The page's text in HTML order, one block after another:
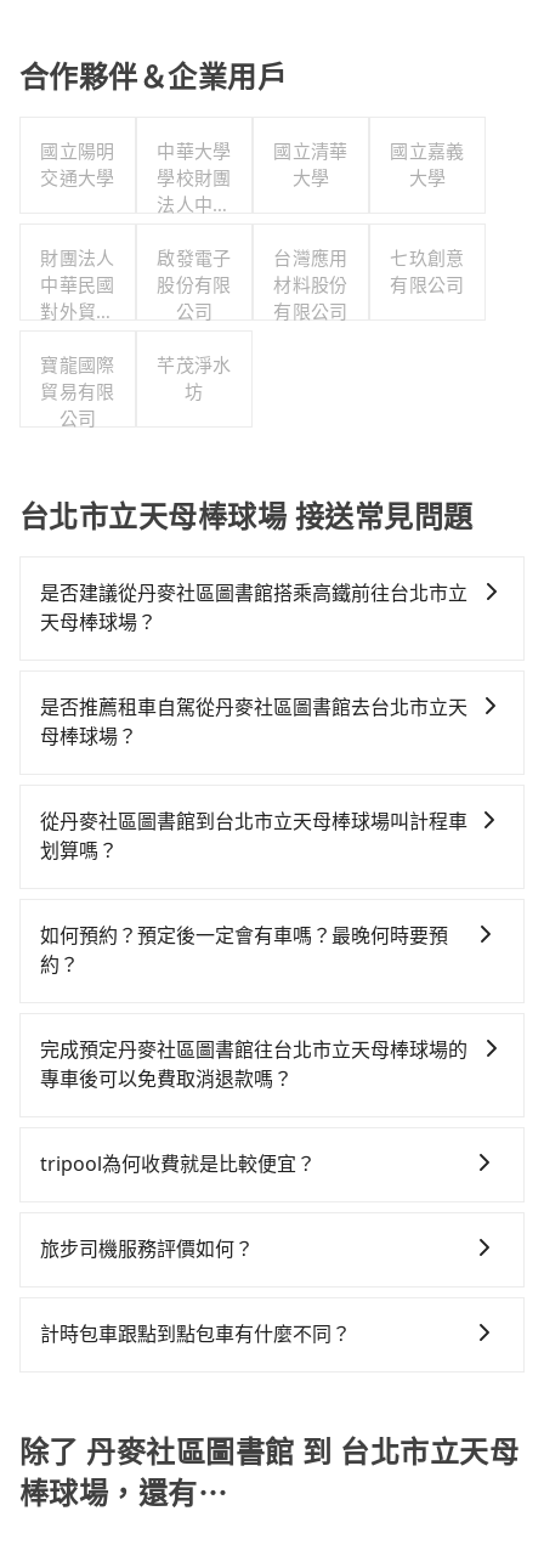
合作夥伴＆企業用戶
國立陽明
交通大學
中華大學
學校財團
法人中華
國立清華
大學
國立嘉義
大學
財團法人
中華民國
對外貿易
啟發電子
股份有限
公司
台灣應用
材料股份
有限公司
七玖創意
有限公司
寶龍國際
貿易有限
公司
芊茂淨水
坊
台北市立天母棒球場 接送常見問題
是否建議從丹麥社區圖書館搭乘高鐵前往台北市立
天母棒球場？
場，高鐵較貴、費時、轉車麻煩！從最早06:36一直到
23:27，新竹-台北一天最多有63班次高鐵可搭乘。假設
高鐵站後，步行進站、現場購票並於月台排隊的時間約
15分鐘，再乘坐31~36分鐘（平均34分）的高鐵從新竹
鐘、車費300元後，抵達台北市立天母棒球場 (台北市士
林區) 的目的地。全程加上轉車時間共1小時51分鐘，假
470元，費時1小時2分鐘。選擇搭乘高鐵而不預約包
車，不僅每人至少額外負擔50元車資，而且更會額外浪
共乘服務，最多可再節省50%的交通費用。
是否推薦租車自駕從丹麥社區圖書館去台北市立天
母棒球場？
時不需要閉目養神（因為要自己開車），在北北基桃竹
有提供甲地乙還的iRent應該適合你。註冊完iRent的
圖書館到台北市立天母棒球場的花費預估為$600~750，
雖已將eTag和可能的每小時40元路邊停車費用預估進
Prius C、Vios這類乘坐體驗較差的車款，如果人數超過
四位，更是沒有較大的七人座或九人座可供選擇，而且
一次租車都好像在開樂透一樣。另外，偶爾也會遇到明
載其他乘客的人來說就有不小的風險。最後，雖然路邊
在遇到下雨天或者載行李時，就顯得非常不便。
從丹麥社區圖書館到台北市立天母棒球場叫計程車
划算嗎？
灣大車隊、Uber、Line Taxi、Yoxi等，如果在路邊攔不
到車，也可考慮打電話至丹麥社區圖書館附近的計程車
但如改預約tripool可省高達$1,000。綜合以上，無論在
價格或服務品質上，tripool都是你從丹麥社區圖書館到
如何預約？預定後一定會有車嗎？最晚何時要預
約？
專車接送服務，可直接線上輸入上下車地點或地址，三
秒內即可查到真實價格，照著步驟填寫完乘客資料與線
了，而司機與車輛的詳細資料，將於乘車前一晚八點透
價格越低價，如臨時需要，前一天傍晚五點前仍會收
完成預定丹麥社區圖書館往台北市立天母棒球場的
專車後可以免費取消退款嗎？
論任何理由，保證全額退費，且不收取任何手續費。
tripool為何收費就是比較便宜？
一次使用tripool的會擔心價格比市價便宜不少，是不是
淘汰顧客評分較低的司機，且車輛均要求5年內新車，司
車率，也就是提高俗稱「回頭車」的比例。這不僅體現
在成本的控制，更是在傳統旺季（年假、端午、中秋、
雙十等）能用更少的司機來服務更多的旅客，意味著使
旅步司機服務評價如何？
機非常高的評價，認為他們非常專業且親切！讓他們的
計時包車跟點到點包車有什麼不同？
費，通常以每小時為單位，客戶可以根據自己的需要預
定一定時間的包車服務。這種服務適用於需要在城市內
多個地點間來回穿梭的客戶，例如市區觀光、商務差旅
除了 丹麥社區圖書館 到 台北市立天母
棒球場，還有⋯